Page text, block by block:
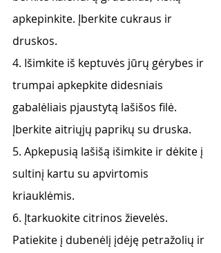
apkepinkite. Įberkite cukraus ir
druskos.
4. Išimkite iš keptuvės jūrų gėrybes ir
trumpai apkepkite didesniais
gabalėliais pjaustytą lašišos filė.
Įberkite aitriųjų paprikų su druska.
5. Apkepusią lašišą išimkite ir dėkite į
sultinį kartu su apvirtomis
kriauklėmis.
6. Įtarkuokite citrinos žievelės.
Patiekite į dubenėlį įdėję petražolių ir